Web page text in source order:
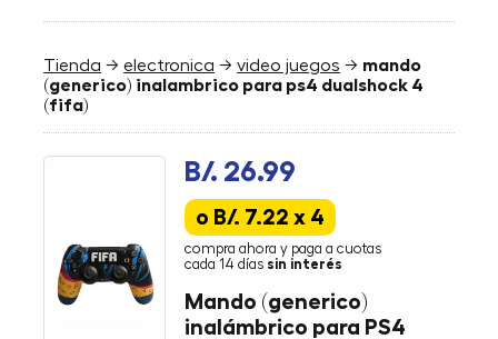
Tienda →electronica →video juegos → mando
(generico) inalambrico para ps4 dualshock 4
(fifa)
B/. 26.99
o B/. 7.22 x 4
compra ahora y paga a cuotas
cada 14 días sin interés
Mando (generico)
inalámbrico para PS4